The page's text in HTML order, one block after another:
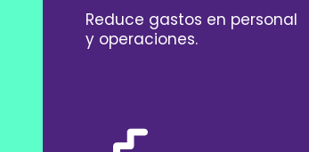
Reduce gastos en personal
y operaciones.